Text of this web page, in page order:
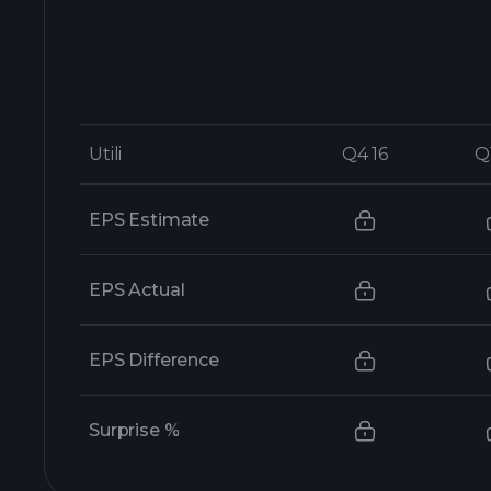
Utili Q4 16
Utili Q4 16
EPS Estimate
EPS Actual
EPS Difference
Surprise %